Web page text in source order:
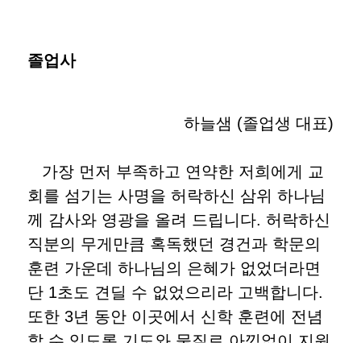
졸업사
하늘샘 (졸업생 대표)
가장 먼저 부족하고 연약한 저희에게 교
회를 섬기는 사명을 허락하신 삼위 하나님
께 감사와 영광을 올려 드립니다. 허락하신
직분의 무게만큼 혹독했던 경건과 학문의
훈련 가운데 하나님의 은혜가 없었더라면
단 1초도 견딜 수 없었으리라 고백합니다.
또한 3년 동안 이곳에서 신학 훈련에 전념